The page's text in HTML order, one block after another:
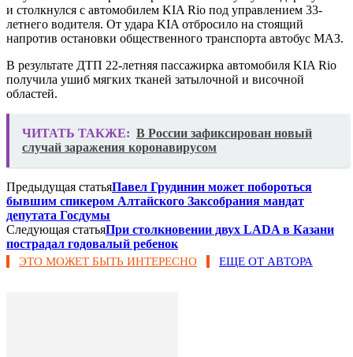
и столкнулся с автомобилем KIA Rio под управлением 33-
летнего водителя. От удара KIA отбросило на стоящий
напротив остановки общественного транспорта автобус МАЗ.
В результате ДТП 22-летняя пассажирка автомобиля KIA Rio
получила ушиб мягких тканей затылочной и височной
областей.
ЧИТАТЬ ТАКЖЕ: В России зафиксирован новый
случай заражения коронавирусом
Предыдущая статьяПавел Грудинин может побороться
бывшим спикером Алтайского Заксобрания мандат
депутата Госдумы
Следующая статьяПри столкновении двух LADA в Казани
пострадал годовалый ребенок
ЭТО МОЖЕТ БЫТЬ ИНТЕРЕСНО ЕЩЕ ОТ АВТОРА